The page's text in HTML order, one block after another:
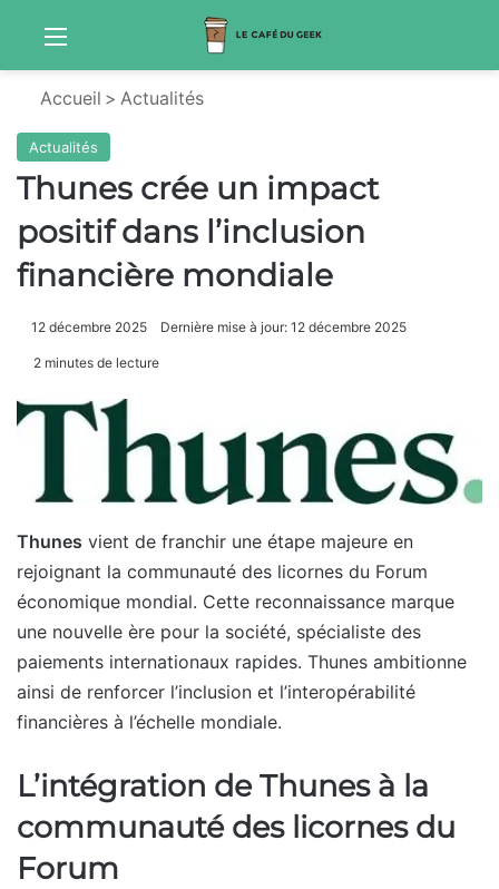
Menu
Accueil > Actualités
Actualités
Thunes crée un impact
positif dans l’inclusion
financière mondiale
12 décembre 2025 Dernière mise à jour: 12 décembre 2025
2 minutes de lecture
Thunes vient de franchir une étape majeure en
rejoignant la communauté des licornes du Forum
économique mondial. Cette reconnaissance marque
une nouvelle ère pour la société, spécialiste des
paiements internationaux rapides. Thunes ambitionne
ainsi de renforcer l’inclusion et l’interopérabilité
financières à l’échelle mondiale.
L’intégration de Thunes à la
communauté des licornes du
Forum